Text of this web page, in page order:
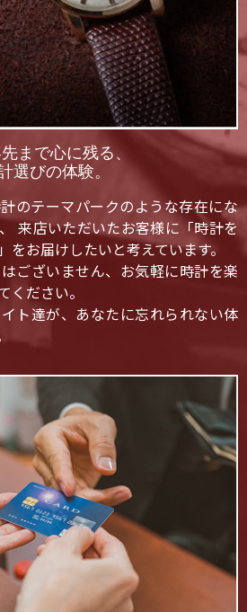
まで心に残る、
選びの体験。
のテーマパークのような存在にな
来店いただいたお客様に「時計を
をお届けしたいと考えています。
ございません、お気軽に時計を楽
ください。
ト達が、あなたに忘れられない体